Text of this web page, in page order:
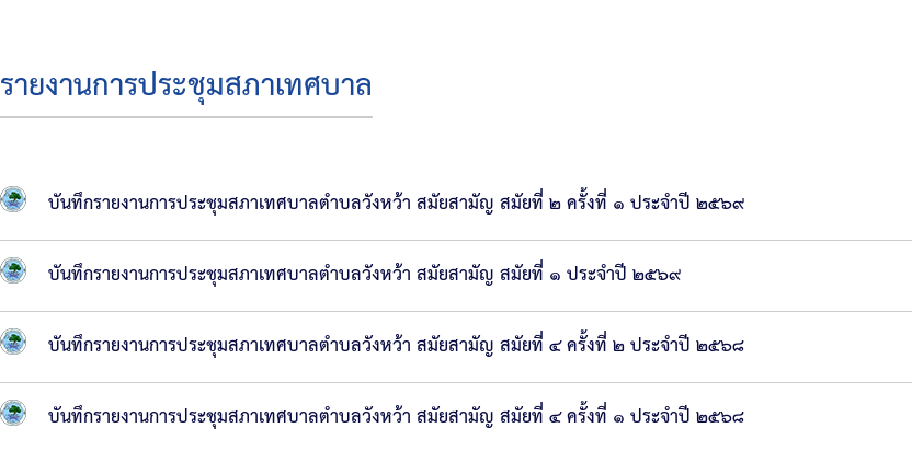
สภา
ส่วน
ราชการ
สำนัก
ปลัด
เทศบาล
กอง
คลัง
รายงานการประชุมสภาเทศบาล
บันทึกรายงานการประชุมสภาเทศบาลตำบลวังหว้า สมัยสามัญ สมัยที่ ๒ ครั้งที่ ๑ ประจำปี ๒๕๖๙
บันทึกรายงานการประชุมสภาเทศบาลตำบลวังหว้า สมัยสามัญ สมัยที่ ๑ ประจำปี ๒๕๖๙
บันทึกรายงานการประชุมสภาเทศบาลตำบลวังหว้า สมัยสามัญ สมัยที่ ๔ ครั้งที่ ๒ ประจำปี ๒๕๖๘
บันทึกรายงานการประชุมสภาเทศบาลตำบลวังหว้า สมัยสามัญ สมัยที่ ๔ ครั้งที่ ๑ ประจำปี ๒๕๖๘